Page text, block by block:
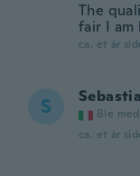
The
fair I am
ca. et år
S Ble
ca. et år